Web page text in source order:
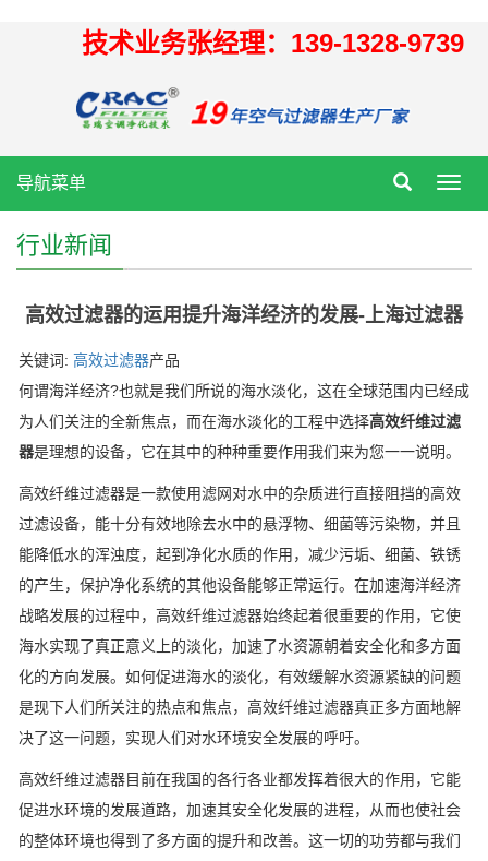
技术业务张经理：139-1328-9739
导航菜单
行业新闻
高效过滤器的运用提升海洋经济的发展-上海过滤器
关键词: 高效过滤器产品
何谓海洋经济?也就是我们所说的海水淡化，这在全球范围内已经成
为人们关注的全新焦点，而在海水淡化的工程中选择高效纤维过滤
器是理想的设备，它在其中的种种重要作用我们来为您一一说明。
高效纤维过滤器是一款使用滤网对水中的杂质进行直接阻挡的高效
过滤设备，能十分有效地除去水中的悬浮物、细菌等污染物，并且
能降低水的浑浊度，起到净化水质的作用，减少污垢、细菌、铁锈
的产生，保护净化系统的其他设备能够正常运行。在加速海洋经济
战略发展的过程中，高效纤维过滤器始终起着很重要的作用，它使
海水实现了真正意义上的淡化，加速了水资源朝着安全化和多方面
化的方向发展。如何促进海水的淡化，有效缓解水资源紧缺的问题
是现下人们所关注的热点和焦点，高效纤维过滤器真正多方面地解
决了这一问题，实现人们对水环境安全发展的呼吁。
高效纤维过滤器目前在我国的各行各业都发挥着很大的作用，它能
促进水环境的发展道路，加速其安全化发展的进程，从而也使社会
的整体环境也得到了多方面的提升和改善。这一切的功劳都与我们